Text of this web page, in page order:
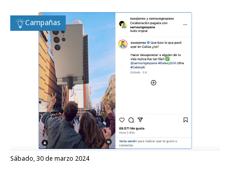
Campañas
sábado, 30 de marzo 2024